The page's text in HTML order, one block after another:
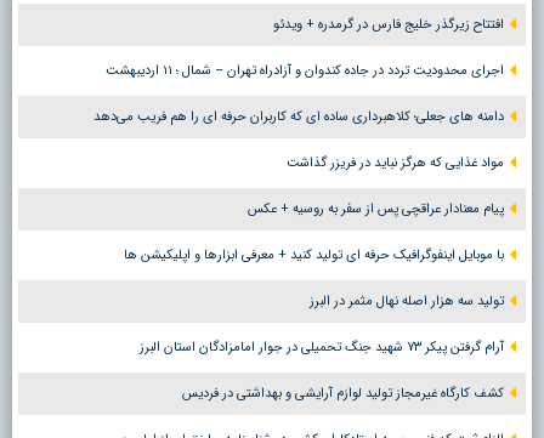
افتتاح زیرگذر خلیج فارس در گرمدره + ویدئو
اجرای محدودیت تردد در جاده کندوان و آزادراه تهران – شمال ؛ ١١ اردیبهشت
دامنه های جعلی؛ کلاهبرداری ساده ای که کاربران حرفه ای را هم فریب می‌دهد
مواد غذایی که هرگز نباید در فریزر گذاشت
پیام معنادار عراقچی پس از سفر به روسیه + عکس
با موبایل اینفوگرافیک حرفه ای تولید کنید + معرفی ابزارها و اپلیکیشن ها
تولید سه هزار اصله نهال مثمر در البرز
آرام گرفتن پیکر ۷۳ شهید جنگ تحمیلی در جوار امامزادگان استان البرز
کشف کارگاه غیرمجاز تولید لوازم آرایشی و بهداشتی در فردیس